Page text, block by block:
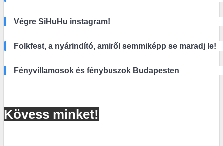
Végre SiHuHu instagram!
Folkfest, a nyárindító, amiről semmiképp se maradj le!
Fényvillamosok és fénybuszok Budapesten
Kövess minket!